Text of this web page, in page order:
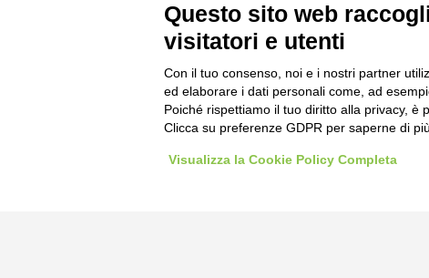
Questo sito web
visitatori e utenti
Con il tuo consenso, noi e i nostri partner
ed elaborare i dati personali come, ad
Poiché rispettiamo il tuo diritto alla privacy, è
Clicca su preferenze GDPR per saperne di più.
Visualizza la Cookie Policy Completa